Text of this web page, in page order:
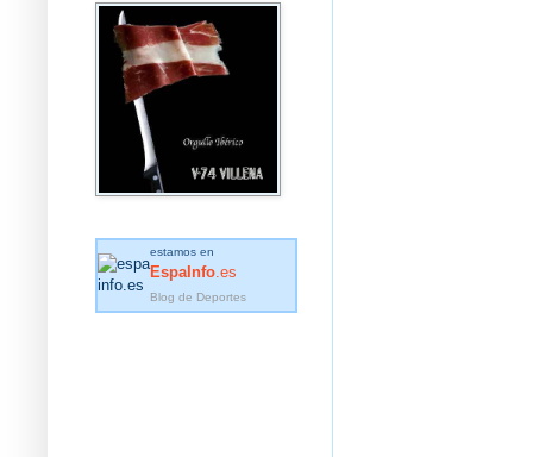
estamos en
EspaInfo .es
Blog de Deportes